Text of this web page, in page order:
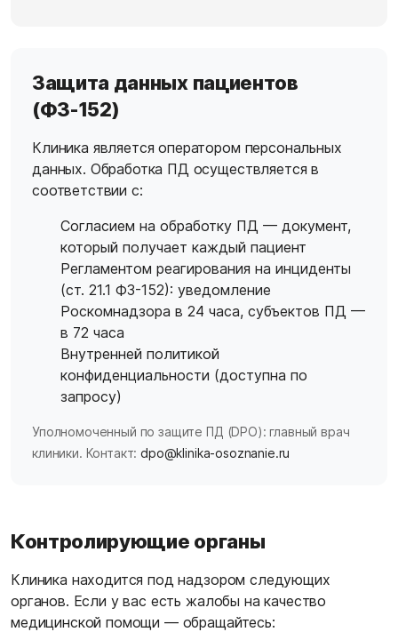
Защита данных пациентов
(ФЗ-152)
Клиника является оператором персональных
данных. Обработка ПД осуществляется в
соответствии с:
Согласием на обработку ПД — документ,
который получает каждый пациент
Регламентом реагирования на инциденты
(ст. 21.1 ФЗ-152): уведомление
Роскомнадзора в 24 часа, субъектов ПД —
в 72 часа
Внутренней политикой
конфиденциальности (доступна по
запросу)
Уполномоченный по защите ПД (DPO): главный врач
клиники. Контакт:dpo@klinika-osoznanie.ru
Контролирующие органы
Клиника находится под надзором следующих
органов. Если у вас есть жалобы на качество
медицинской помощи — обращайтесь: